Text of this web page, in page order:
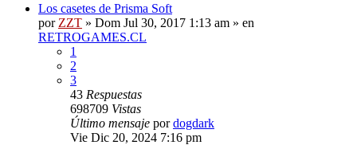
Los casetes de Prisma Soft
por ZZT » Dom Jul 30, 2017 1:13 am » en
RETROGAMES.CL
1
2
3
43 Respuestas
698709 Vistas
Último mensaje pordogdark
Vie Dic 20, 2024 7:16 pm